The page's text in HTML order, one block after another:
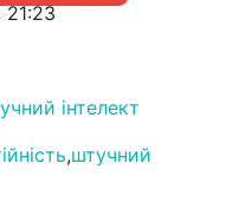
21:23
інтелект
,штучний